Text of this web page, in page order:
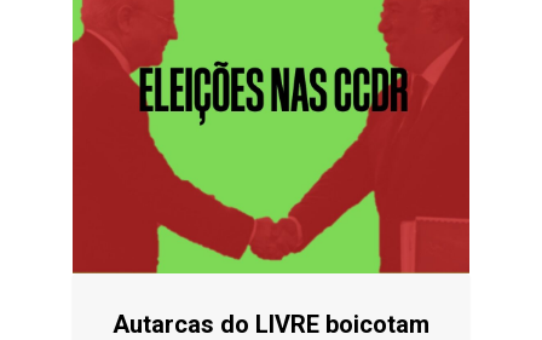
Autarcas do LIVRE boicotam